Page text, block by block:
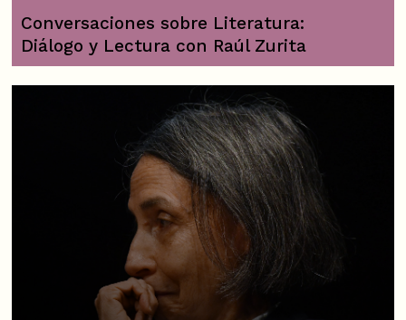
Conversaciones sobre Literatura:
Diálogo y Lectura con Raúl Zurita